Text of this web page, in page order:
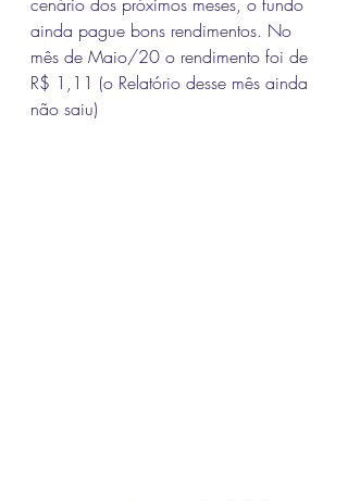
ainda pague bons rendimentos. No
mês de Maio/20 o rendimento foi de
R$ 1,11 (o Relatório desse mês ainda
não saiu)